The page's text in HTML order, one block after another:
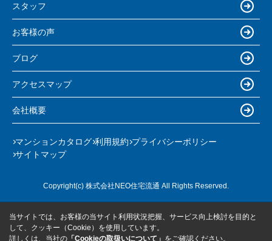
スタッフ
お客様の声
ブログ
アクセスマップ
会社概要
マンションカタログ 利用規約 プライバシーポリシー
サイトマップ
Copyright(c) 株式会社NEO住宅流通 All Rights Reserved.
当サイトでは、お客様の当サイト利用状況把握、サービス向上検討を目的と
して、クッキー（Cookie）を使用しています。
詳しくは、当社の 「Cookieの取扱いについて」 をご確認ください。